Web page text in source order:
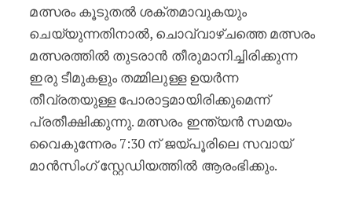
മത്സരം കൂടുതൽ ശക്തമാവുകയും
ചെയ്യുന്നതിനാൽ, ചൊവ്വാഴ്ചത്തെ മത്സരം
മത്സരത്തിൽ തുടരാൻ തീരുമാനിച്ചിരിക്കുന്ന
ഇരു ടീമുകളും തമ്മിലുള്ള ഉയർന്ന
തീവ്രതയുള്ള പോരാട്ടമായിരിക്കുമെന്ന്
പ്രതീക്ഷിക്കുന്നു. മത്സരം ഇന്ത്യൻ സമയം
വൈകുന്നേരം 7:30 ന് ജയ്പൂരിലെ സവായ്
മാൻസിംഗ് സ്റ്റേഡിയത്തിൽ ആരംഭിക്കും.